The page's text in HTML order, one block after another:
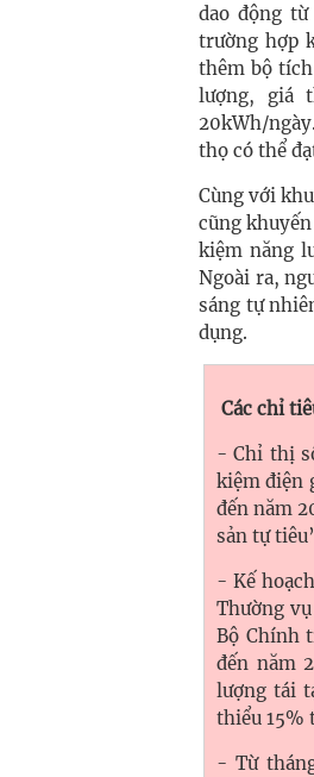
dao động
trường hợp
thêm bộ
lượng, giá
20kWh/
thọ có thể
Cùng với
cũng
kiệm năng
Ngoài ra,
sáng tự
dụng.
Các chỉ
- Chỉ thị
kiệm điện
đến năm
sản tự
- Kế
Thường
Bộ Chính
đến năm
lượng tái
thiểu 15%
- Từ